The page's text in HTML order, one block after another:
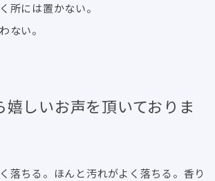
所には置かない。
ない。
嬉しいお声を頂いておりま
落ちる。ほんと汚れがよく落ちる。香り